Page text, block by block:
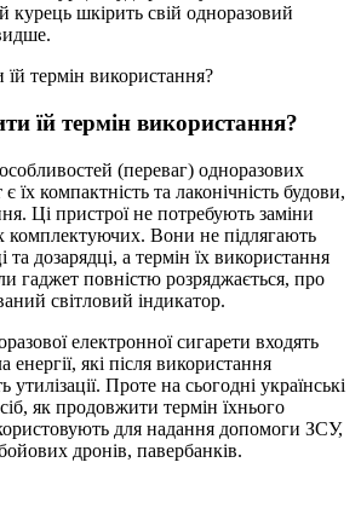
курець шкірить свій одноразовий
їй термін використання?
(переваг) одноразових
їх компактність та лаконічність будови,
Ці пристрої не потребують заміни
комплектуючих. Вони не підлягають
та дозарядці, а термін їх використання
гаджет повністю розряджається, про
світловий індикатор.
електронної сигарети входять
енергії, які після використання
утилізації. Проте на сьогодні українські
як продовжити термін їхнього
для надання допомоги ЗСУ,
дронів, павербанків.